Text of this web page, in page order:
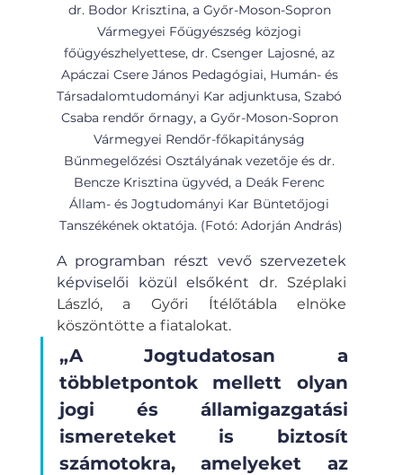
dr. Bodor Krisztina, a Győr-Moson-Sopron
Vármegyei Főügyészség közjogi
főügyészhelyettese, dr. Csenger Lajosné, az
Apáczai Csere János Pedagógiai, Humán- és
Társadalomtudományi Kar adjunktusa, Szabó
Csaba rendőr őrnagy, a Győr-Moson-Sopron
Vármegyei Rendőr-főkapitányság
Bűnmegelőzési Osztályának vezetője és dr.
Bencze Krisztina ügyvéd, a Deák Ferenc
Állam- és Jogtudományi Kar Büntetőjogi
Tanszékének oktatója. (Fotó: Adorján András)
A programban részt vevő szervezetek
képviselői közül elsőként dr. Széplaki
László, a Győri Ítélőtábla elnöke
köszöntötte a fiatalokat.
„A Jogtudatosan a
többletpontok mellett olyan
jogi és államigazgatási
ismereteket is biztosít
számotokra, amelyeket az